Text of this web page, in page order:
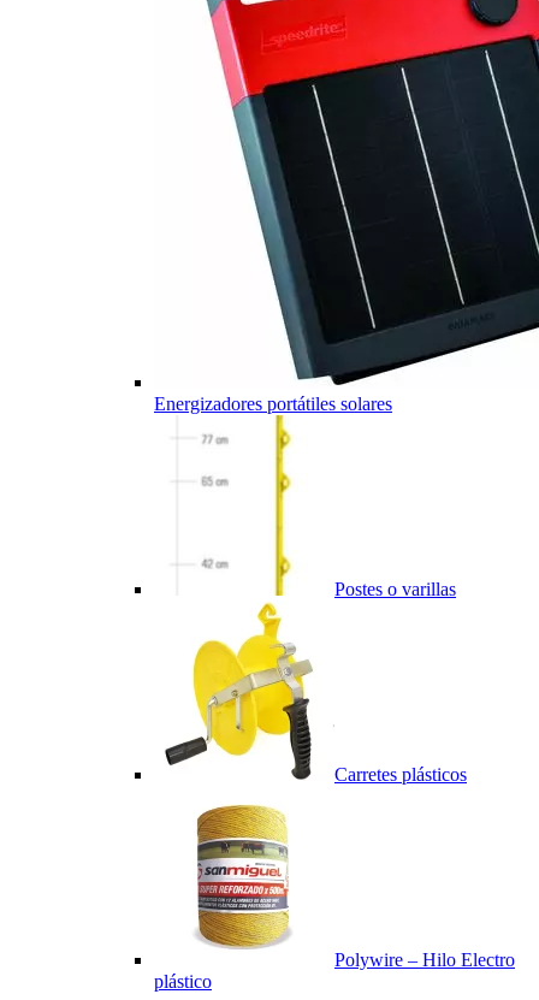
Energizadores portátiles solares
Postes o varillas
Carretes plásticos
Polywire – Hilo Electro
plástico